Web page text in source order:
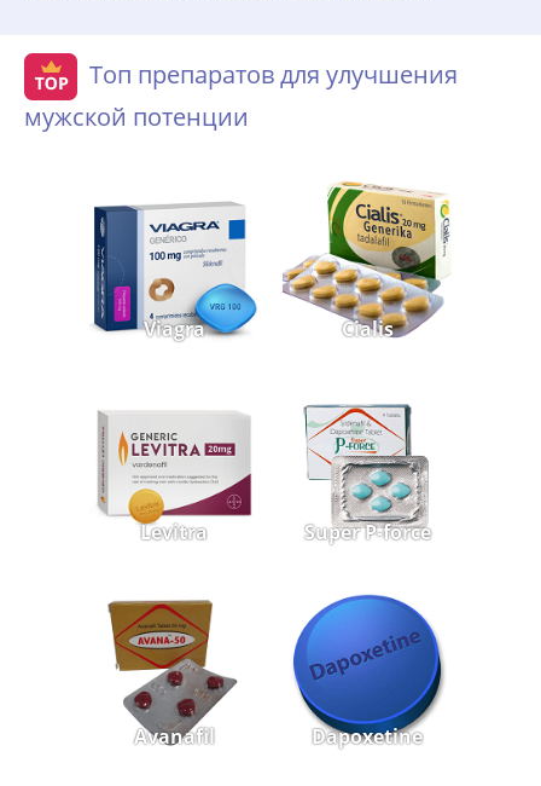
Топ препаратов для улучшения
мужской потенции
Viagra Cialis
Levitra Super P-force
Avanafil Dapoxetine